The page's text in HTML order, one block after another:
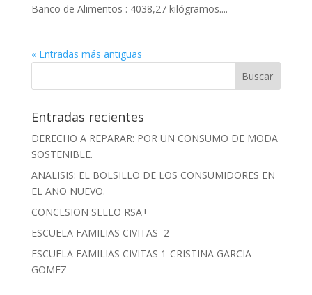
Banco de Alimentos : 4038,27 kilógramos....
« Entradas más antiguas
Entradas recientes
DERECHO A REPARAR: POR UN CONSUMO DE MODA
SOSTENIBLE.
ANALISIS: EL BOLSILLO DE LOS CONSUMIDORES EN
EL AÑO NUEVO.
CONCESION SELLO RSA+
ESCUELA FAMILIAS CIVITAS 2-
ESCUELA FAMILIAS CIVITAS 1-CRISTINA GARCIA
GOMEZ